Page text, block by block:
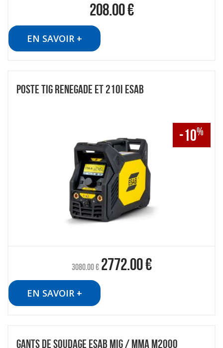
208.00€
EN SAVOIR +
POSTE TIG RENEGADE ET 210I ESAB
-10%
3080.00€ 2772.00€
EN SAVOIR +
GANTS DE SOUDAGE ESAB MIG / MMA M2000